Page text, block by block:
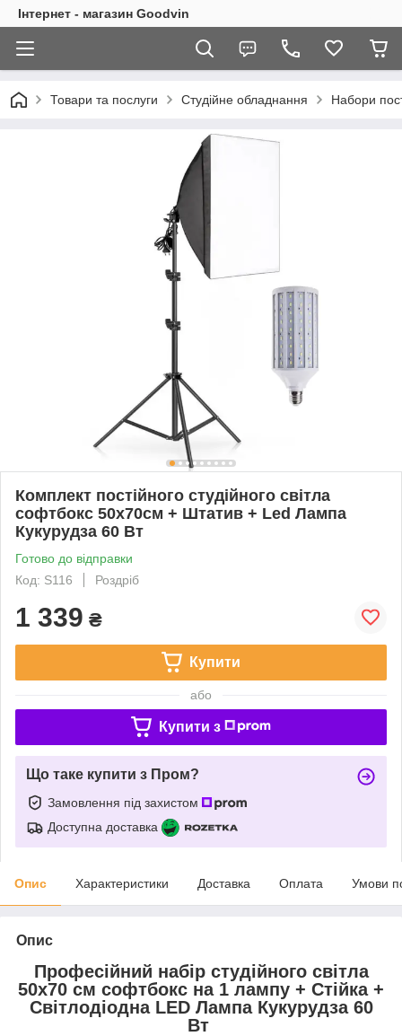
Інтернет - магазин Goodvin
Товари та послуги Студійне обладнання Набори
Комплект постійного студійного світла
софтбокс 50х70см + Штатив + Led Лампа
Кукурудза 60 Вт
Готово до відправки
Код: S116
Роздріб
1 339 ₴
Купити
або
Купити з
Що таке купити з Пром?
Замовлення під захистом
Доступна доставка
Опис Характеристики Доставка Оплата Умови
Опис
Професійний набір студійного світла
50х70 см софтбокс на 1 лампу + Стійка +
Світлодіодна LED Лампа Кукурудза 60
Вт